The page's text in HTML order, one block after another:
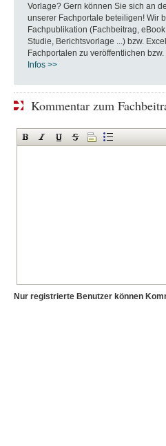
Vorlage? Gern können Sie sich an
unserer Fachportale beteiligen! Wir
Fachpublikation (Fachbeitrag,
Studie, Berichtsvorlage ...) bzw.
Fachportalen zu veröffentlichen
Infos >>
Kommentar zum
Nur registrierte Benutzer können